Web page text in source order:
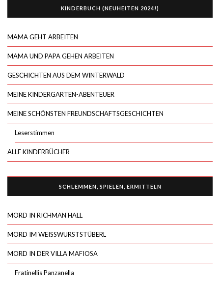
KINDERBUCH (NEUHEITEN 2024!)
MAMA GEHT ARBEITEN
MAMA UND PAPA GEHEN ARBEITEN
GESCHICHTEN AUS DEM WINTERWALD
MEINE KINDERGARTEN-ABENTEUER
MEINE SCHÖNSTEN FREUNDSCHAFTSGESCHICHTEN
Leserstimmen
ALLE KINDERBÜCHER
SCHLEMMEN, SPIELEN, ERMITTELN
MORD IN RICHMAN HALL
MORD IM WEISSWURSTSTÜBERL
MORD IN DER VILLA MAFIOSA
Fratinellis Panzanella